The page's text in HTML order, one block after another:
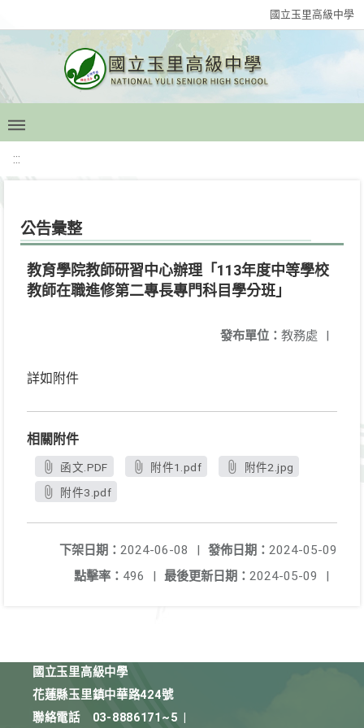
國立玉里高級中學
:::
公告彙整
教育學院教師研習中心辦理「113年度中等學校
教師在職進修第二專長專門科目學分班」
發布單位： 教務處 |
詳如附件
相關附件
函文.PDF 附件1.pdf
附件2.jpg
附件3.pdf
發佈日期： 2024-05-09
下架日期： 2024-06-08
|
最後更新日期： 2024-05-09 |
點擊率： 496 |
國立玉里高級中學
花蓮縣玉里鎮中華路424號
聯絡電話
03-8886171~5